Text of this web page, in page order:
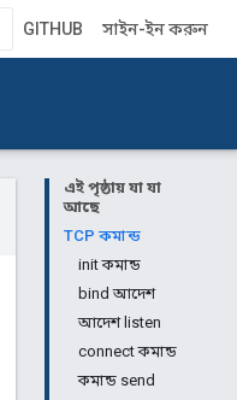
GITHUB সাইন-ইন করুন
এই পৃষ্ঠায় যা যা
আছে
TCP কমান্ড
init কমান্ড
bind আদেশ
আদেশ listen
connect কমান্ড
কমান্ড send